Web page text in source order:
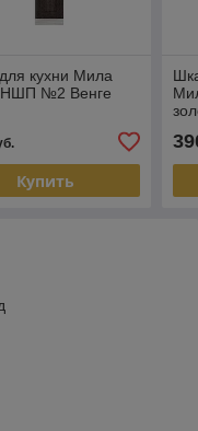
кухни Мила
НШП №2 Венге
Купить